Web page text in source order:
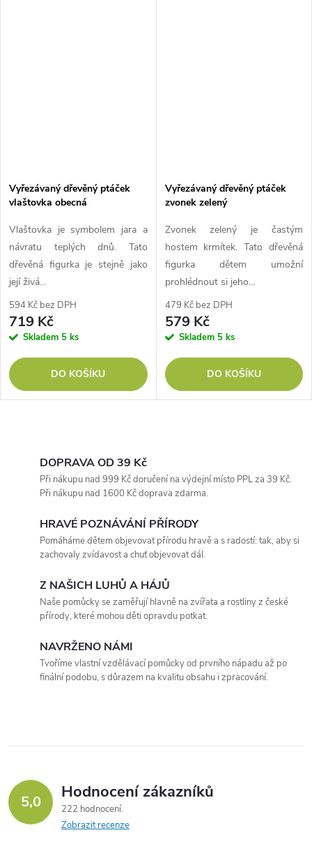
Vyřezávaný dřevěný ptáček
vlaštovka obecná
Vlaštovka je symbolem jara a
návratu teplých dnů. Tato
dřevěná figurka je stejně jako
její živá…
594 Kč bez DPH
719 Kč
Skladem 5 ks
DO KOŠÍKU
Vyřezávaný dřevěný ptáček
zvonek zelený
Zvonek zelený je častým
hostem krmítek. Tato dřevěná
figurka dětem umožní
prohlédnout si jeho…
479 Kč bez DPH
579 Kč
Skladem 5 ks
DO KOŠÍKU
k
y
v
DOPRAVA OD 39 Kč
Při nákupu nad 999 Kč doručení na výdejní místo PPL za 39 Kč.
Při nákupu nad 1600 Kč doprava zdarma.
HRAVÉ POZNÁVÁNÍ PŘÍRODY
Pomáháme dětem objevovat přírodu hravě a s radostí: tak, aby si
zachovaly zvídavost a chuť objevovat dál.
Z NAŠICH LUHŮ A HÁJŮ
Naše pomůcky se zaměřují hlavně na zvířata a rostliny z české
přírody, které mohou děti opravdu potkat.
NAVRŽENO NÁMI
Tvoříme vlastní vzdělávací pomůcky od prvního nápadu až po
finální podobu, s důrazem na kvalitu obsahu i zpracování.
5,0 Hodnocení zákazníků
222 hodnocení
Zobrazit recenze